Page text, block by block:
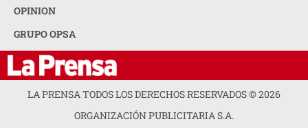
OPINION
GRUPO OPSA
LA PRENSA TODOS LOS DERECHOS RESERVADOS ©2026
ORGANIZACIÓN PUBLICITARIA S.A.